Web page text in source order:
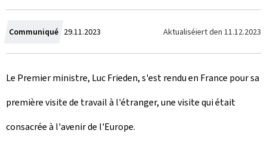
Communiqué C
r
e
a
t
29.11.2023 Aktualiséiert den 11.12.2023
Le Premier ministre, Luc Frieden, s'est rendu en France pour sa
première visite de travail à l'étranger, une visite qui était
consacrée à l'avenir de l'Europe.